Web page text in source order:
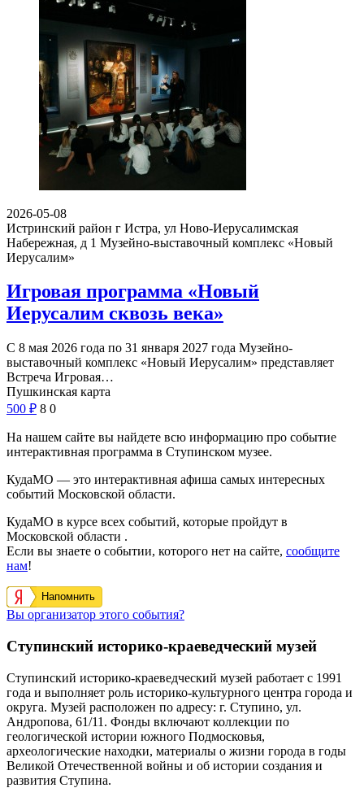
2026-05-08
Истринский район г Истра, ул Ново-Иерусалимская
Набережная, д 1 Музейно-выставочный комплекс «Новый
Иерусалим»
Игровая программа «Новый
Иерусалим сквозь века»
С 8 мая 2026 года по 31 января 2027 года Музейно-
выставочный комплекс «Новый Иерусалим» представляет
Встреча Игровая…
Пушкинская карта
500 ₽ 8 0
На нашем сайте вы найдете всю информацию про событие
интерактивная программа в Ступинском музее.
КудаМО — это интерактивная афиша самых интересных
событий Московской области.
КудаМО в курсе всех событий, которые пройдут в
Московской области .
Если вы знаете о событии, которого нет на сайте, сообщите
нам!
Напомнить
Вы организатор этого события?
Ступинский историко-краеведческий музей
Ступинский историко-краеведческий музей работает с 1991
года и выполняет роль историко-культурного центра города и
округа. Музей расположен по адресу: г. Ступино, ул.
Андропова, 61/11. Фонды включают коллекции по
геологической истории южного Подмосковья,
археологические находки, материалы о жизни города в годы
Великой Отечественной войны и об истории создания и
развития Ступина.